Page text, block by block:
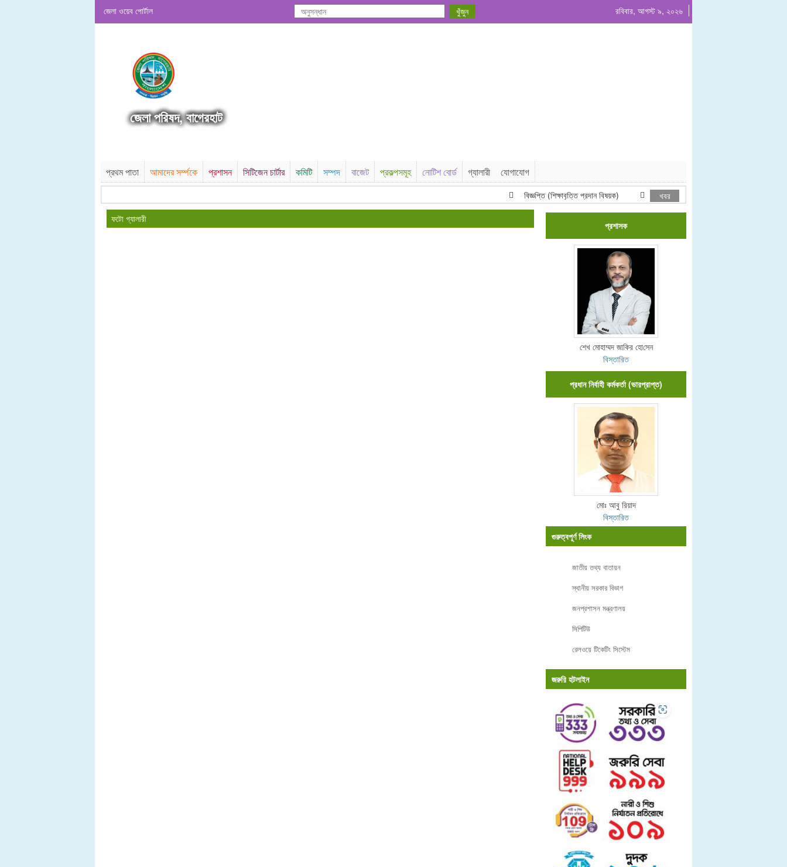
জেলা ওয়েব পোর্টাল রবিবার, আগস্ট ৯, ২০২৬
জেলা পরিষদ, বাগেরহাট
প্রথম পাতা আমাদের সর্ম্পকে প্রশাসন সিটিজেন চার্টার কমিটি সম্পদ বাজেট প্রকল্পসমূহ নোটিশ বোর্ড গ্যালারী যোগাযোগ
বিজ্ঞপ্তি (শিক্ষাবৃত্তি প্রদান বিষয়ক) ২০২৬-২০২৭ অর্থবছরের জন্য খেয়াঘাট ইজারা দরপত্র
খবর
ফটো গ্যালারী
প্রশাসক
শেখ মোহাম্মদ জা‌কির হো‌সেন
বিস্তারিত
প্রধান নির্বাহী কর্মকর্তা (ভারপ্রাপ্ত)
মোঃ আবু রিয়াদ
বিস্তারিত
গুরুত্বপূর্ণ লিংক
জাতীয় তথ্য বাতায়ন
স্থানীয় সরকার বিভাগ
জনপ্রশাসন মন্ত্রণালয়
সিপিটিউ
রেলওয়ে টিকেটিং সিস্টেম
জরুরি হটলাইন